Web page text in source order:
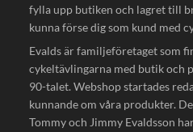
fylla upp butiken och lagret till
kunna förse dig som kund med
Evalds är familjeföretaget som
cykeltävlingarna med butik och
90-talet. Webshop startades
kunnande om våra produkter.
Tommy och Jimmy Evaldsson